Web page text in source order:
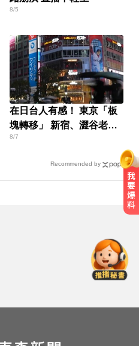
8/5
在日台人有感！ 東京「板
塊轉移」 新宿、澀谷老
化？
8/7
Recommended by
狂風暴雨
川星首次來台開